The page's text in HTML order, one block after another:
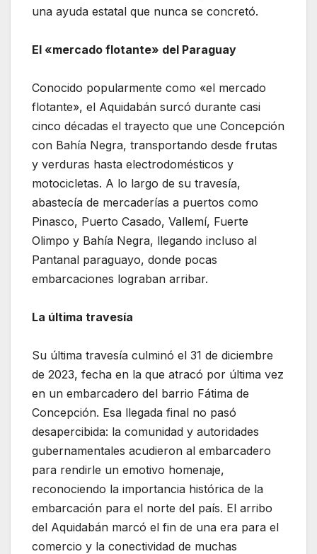
una ayuda estatal que nunca se concretó.
El «mercado flotante» del Paraguay
Conocido popularmente como «el mercado
flotante», el Aquidabán surcó durante casi
cinco décadas el trayecto que une Concepción
con Bahía Negra, transportando desde frutas
y verduras hasta electrodomésticos y
motocicletas. A lo largo de su travesía,
abastecía de mercaderías a puertos como
Pinasco, Puerto Casado, Vallemí, Fuerte
Olimpo y Bahía Negra, llegando incluso al
Pantanal paraguayo, donde pocas
embarcaciones lograban arribar.
La última travesía
Su última travesía culminó el 31 de diciembre
de 2023, fecha en la que atracó por última vez
en un embarcadero del barrio Fátima de
Concepción. Esa llegada final no pasó
desapercibida: la comunidad y autoridades
gubernamentales acudieron al embarcadero
para rendirle un emotivo homenaje,
reconociendo la importancia histórica de la
embarcación para el norte del país. El arribo
del Aquidabán marcó el fin de una era para el
comercio y la conectividad de muchas